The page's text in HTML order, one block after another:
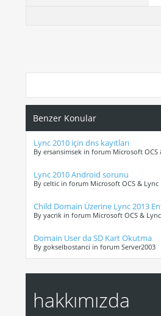
Benzer Konular
Lync 2010 için dns kayıtları
By ersansimsek in forum Microsoft OCS
Lync 2010 Android sorunu
By celtic in forum Microsoft OCS & Lync
Child Domain Üzerine Lync 2013
By yacrik in forum Microsoft OCS & Lync
Domain User da SD Kart Okutma
By gokselbostanci in forum Server2003
hakkımızda